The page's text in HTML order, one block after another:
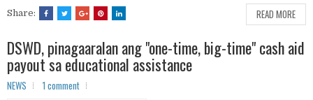
Share:
READ MORE
DSWD, pinagaaralan ang "one-time, big-time" cash aid
payout sa educational assistance
NEWS 1 comment